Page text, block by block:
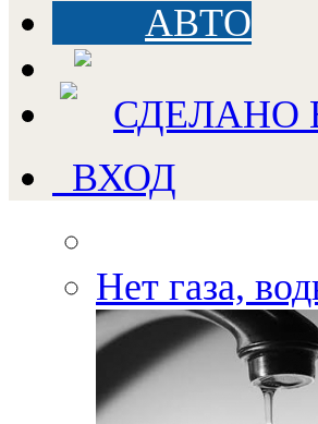
АВТО
СДЕЛАНО
ВХОД
Нет газа,